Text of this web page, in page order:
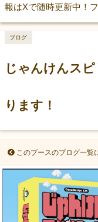
報はXで随時更新中！
じゃんけんス
ります！
ブログ
このブースのブログ一覧